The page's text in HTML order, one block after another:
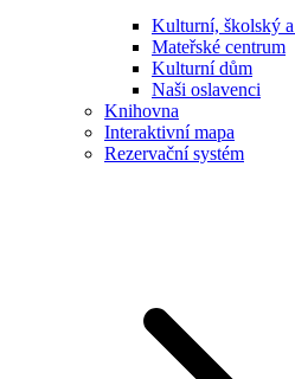
Kulturní, školský
Mateřské centrum
Kulturní dům
Naši oslavenci
Knihovna
Interaktivní mapa
Rezervační systém